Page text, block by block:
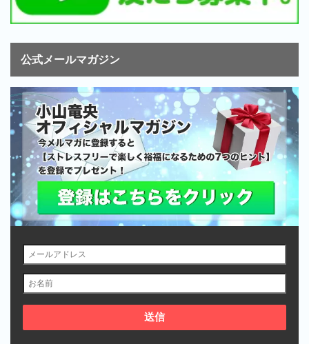
公式メールマガジン